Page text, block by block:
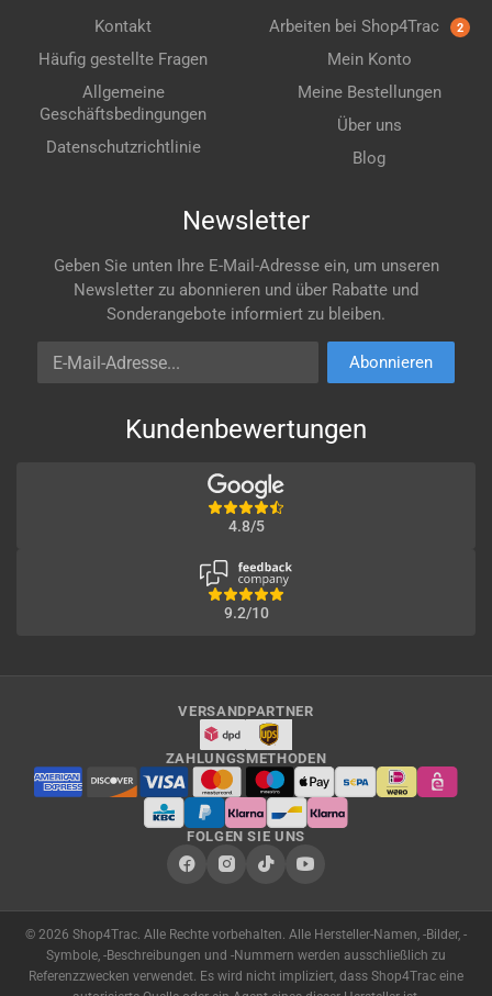
Kontakt
Häufig gestellte Fragen
Allgemeine
Geschäftsbedingungen
Datenschutzrichtlinie
Arbeiten bei Shop4Trac 2
Mein Konto
Meine Bestellungen
Über uns
Blog
Newsletter
Geben Sie unten Ihre E-Mail-Adresse ein, um unseren
Newsletter zu abonnieren und über Rabatte und
Sonderangebote informiert zu bleiben.
E-Mail-Adresse
Abonnieren
Kundenbewertungen
4.8/5
9.2/10
VERSANDPARTNER
ZAHLUNGSMETHODEN
FOLGEN SIE UNS
© 2026 Shop4Trac. Alle Rechte vorbehalten. Alle Hersteller-Namen, -Bilder, -
Symbole, -Beschreibungen und -Nummern werden ausschließlich zu
Referenzzwecken verwendet. Es wird nicht impliziert, dass Shop4Trac eine